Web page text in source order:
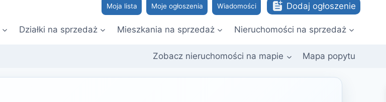
Moja lista Moje ogłoszenia Wiadomości Dodaj ogłoszenie
Działki na sprzedaż Mieszkania na sprzedaż Nieruchomości na sprzedaż
Zobacz nieruchomości na mapie Mapa popytu